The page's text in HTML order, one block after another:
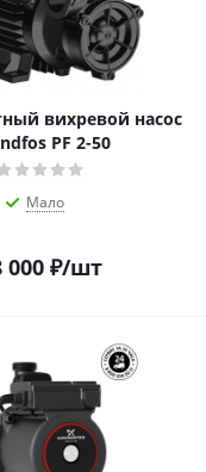
вихревой насос
PF 2-50
Мало
000 ₽/шт